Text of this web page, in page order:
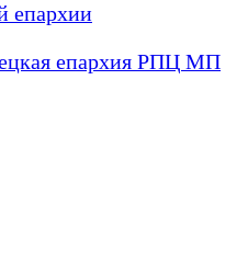
епархии
епархия РПЦ МП